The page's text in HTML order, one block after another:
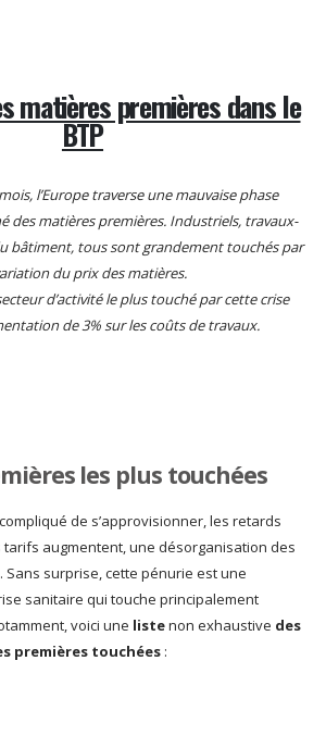
matières premières dans le
BTP
l’Europe traverse une mauvaise phase
des matières premières. Industriels, travaux-
bâtiment, tous sont grandement touchés par
du prix des matières.
d’activité le plus touché par cette crise
de 3% sur les coûts de travaux.
les plus touchées
de s’approvisionner, les retards
augmentent, une désorganisation des
surprise, cette pénurie est une
sanitaire qui touche principalement
voici une listenon exhaustive des
premières touchées :